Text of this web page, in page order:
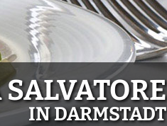
IN DARMSTADT